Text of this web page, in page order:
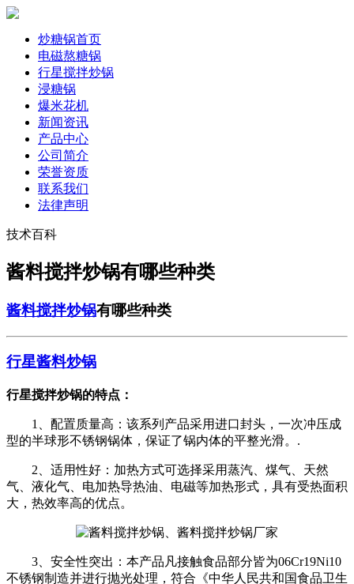
炒糖锅首页
电磁熬糖锅
行星搅拌炒锅
浸糖锅
爆米花机
新闻资讯
产品中心
公司简介
荣誉资质
联系我们
法律声明
技术百科
酱料搅拌炒锅有哪些种类
酱料搅拌炒锅有哪些种类
行星酱料炒锅
行星搅拌炒锅的特点：
1、配置质量高：该系列产品采用进口封头，一次冲压成
型的半球形不锈钢锅体，保证了锅内体的平整光滑。.
2、适用性好：加热方式可选择采用蒸汽、煤气、天然
气、液化气、电加热导热油、电磁等加热形式，具有受热面积
大，热效率高的优点。
3、安全性突出：本产品凡接触食品部分皆为06Cr19Ni10
不锈钢制造并进行抛光处理，符合《中华人民共和国食品卫生